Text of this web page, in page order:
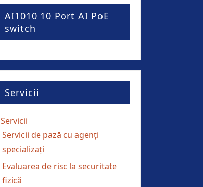
AI1010 10 Port AI PoE
switch
Servicii
Servicii
Servicii de pază cu agenți
specializați
Evaluarea de risc la securitate
fizică